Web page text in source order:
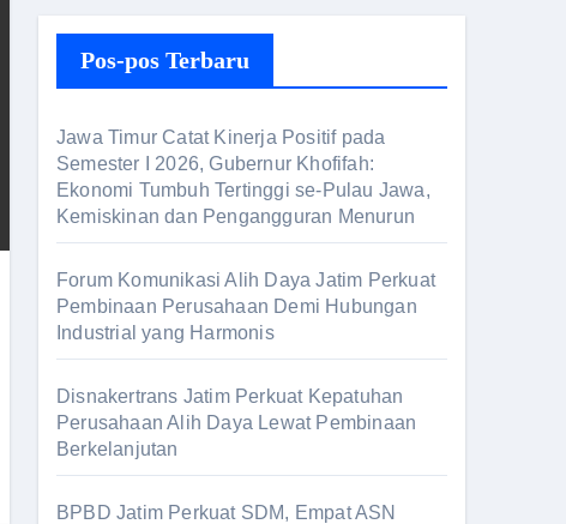
n
u
k
:
Pos-pos Terbaru
Jawa Timur Catat Kinerja Positif pada
Semester I 2026, Gubernur Khofifah:
Ekonomi Tumbuh Tertinggi se-Pulau Jawa,
Kemiskinan dan Pengangguran Menurun
Forum Komunikasi Alih Daya Jatim Perkuat
Pembinaan Perusahaan Demi Hubungan
Industrial yang Harmonis
Disnakertrans Jatim Perkuat Kepatuhan
Perusahaan Alih Daya Lewat Pembinaan
Berkelanjutan
BPBD Jatim Perkuat SDM, Empat ASN